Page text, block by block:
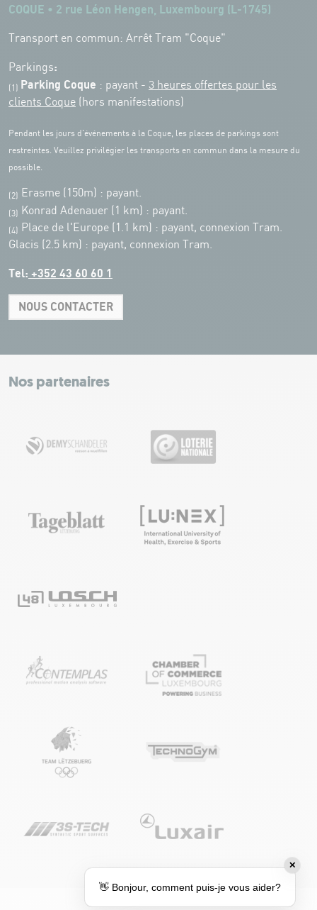
COQUE • 2 rue Léon Hengen, Luxembourg (L-1745)
Transport en commun: Arrêt Tram "Coque"
Parkings:
(1) Parking Coque : payant - 3 heures offertes pour les
clients Coque (hors manifestations)
Pendant les jours d'événements à la Coque, les places de parkings sont
restreintes. Veuillez privilégier les transports en commun dans la mesure du
possible.
(2) Erasme (150m) : payant.
(3) Konrad Adenauer (1 km) : payant.
(4)
Place de l'Europe (1.1 km) : payant, connexion Tram.
Glacis (2.5 km) : payant, connexion Tram.
Tel: +352 43 60 60 1
NOUS CONTACTER
+
−
Leaflet|Map tiles by Carto, under CC BY 3.0. Data by OpenStreetMap, under
Nos partenaires
✕
👋 Bonjour, comment puis-je vous aider?